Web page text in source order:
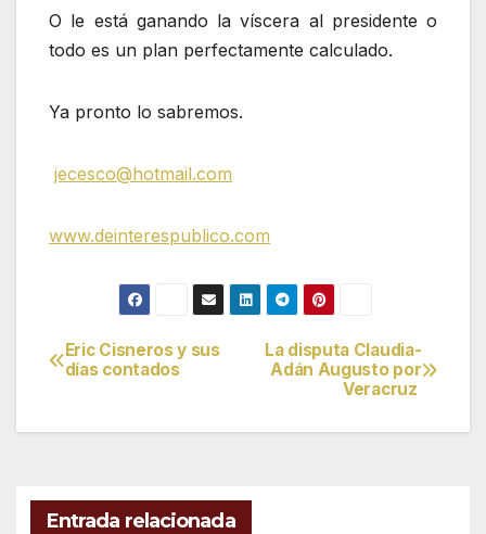
O le está ganando la víscera al presidente o
todo es un plan perfectamente calculado.
Ya pronto lo sabremos.
jecesco@hotmail.com
www.deinterespublico.com
Navegación
La disputa Claudia-
Adán Augusto por
Veracruz
Eric Cisneros y sus
días contados
Entrada relacionada